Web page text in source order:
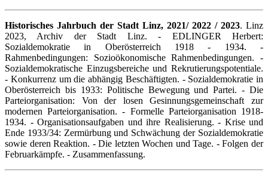
Historisches Jahrbuch der Stadt Linz, 2021/ 2022 / 2023. Linz
2023, Archiv der Stadt Linz. - EDLINGER Herbert:
Sozialdemokratie in Oberösterreich 1918 - 1934. -
Rahmenbedingungen: Sozioökonomische Rahmenbedingungen. -
Sozialdemokratische Einzugsbereiche und Rekrutierungspotentiale.
- Konkurrenz um die abhängig Beschäftigten. - Sozialdemokratie in
Oberösterreich bis 1933: Politische Bewegung und Partei. - Die
Parteiorganisation: Von der losen Gesinnungsgemeinschaft zur
modernen Parteiorganisation. - Formelle Parteiorganisation 1918-
1934. - Organisationsaufgaben und ihre Realisierung. - Krise und
Ende 1933/34: Zermürbung und Schwächung der Sozialdemokratie
sowie deren Reaktion. - Die letzten Wochen und Tage. - Folgen der
Februarkämpfe. - Zusammenfassung.